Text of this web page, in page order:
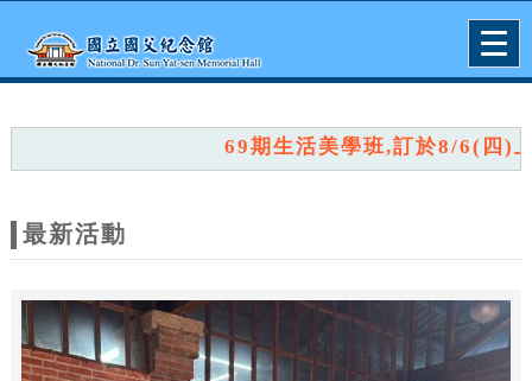
網
站
主
題
69期生活美學班,訂於8/6(四)上午9
最新活動